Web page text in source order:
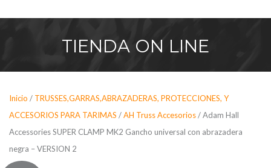
TIENDA ON LINE
Inicio / TRUSSES,GARRAS,ABRAZADERAS, PROTECCIONES, Y
ACCESORIOS PARA TARIMAS /AH Truss Accesorios/ Adam Hall
Accessories SUPER CLAMP MK2 Gancho universal con abrazadera
negra – VERSION 2